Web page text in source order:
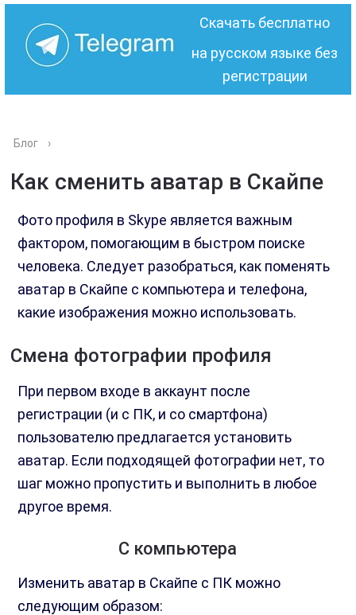
Скачать бесплатно
на русском языке без
регистрации
Блог ›
Как сменить аватар в Скайпе
Фото профиля в Skype является важным
фактором, помогающим в быстром поиске
человека. Следует разобраться, как поменять
аватар в Скайпе с компьютера и телефона,
какие изображения можно использовать.
Смена фотографии профиля
При первом входе в аккаунт после
регистрации (и с ПК, и со смартфона)
пользователю предлагается установить
аватар. Если подходящей фотографии нет, то
шаг можно пропустить и выполнить в любое
другое время.
С компьютера
Изменить аватар в Скайпе с ПК можно
следующим образом: